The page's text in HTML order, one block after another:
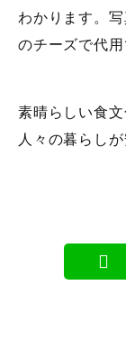
わかります。
のチーズで代用
素晴らしい食
人々の暮らし